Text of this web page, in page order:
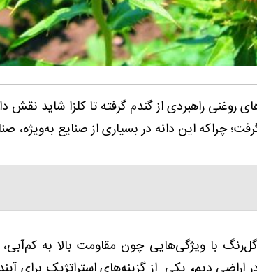
روغنی راهبردی از گندم گرفته تا کلزا شاید
چراکه این دانه در بسیاری از صنایع به‌ویژه،
گل‌رنگ با ویژگی‌هایی چون مقاومت بالا به